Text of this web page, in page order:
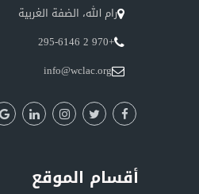
رام الله، الضفة الغربية
+970 2 295-6146
info@wclac.org
أقسام الموقع